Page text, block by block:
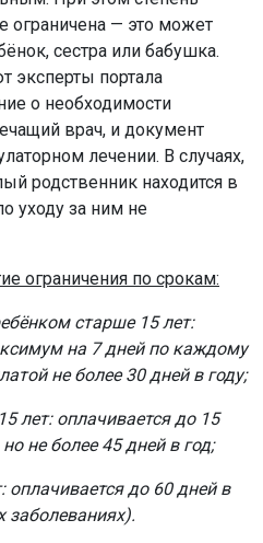
ограничена — это может
сестра или бабушка.
эксперты портала
о необходимости
врач, и документ
лечении. В случаях,
родственник находится в
уходу за ним не
ограничения по срокам:
старше 15 лет:
на 7 дней по каждому
не более 30 дней в году;
лет: оплачивается до 15
не более 45 дней в год;
оплачивается до 60 дней в
заболеваниях).